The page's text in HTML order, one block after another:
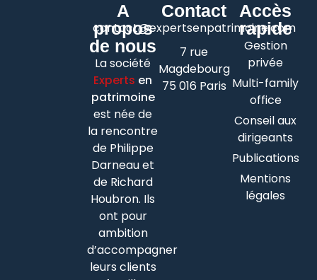
A
propos
de nous
La société
Experts en
patrimoine
est née de
la rencontre
de Philippe
Darneau et
de Richard
Houbron. Ils
ont pour
ambition
d’accompagner
leurs clients
Contact
contact@expertsenpatrimoine.com
7 rue
Magdebourg
75 016 Paris
Accès
rapide
Gestion
privée
Multi-family
office
Conseil aux
dirigeants
Publications
Mentions
légales